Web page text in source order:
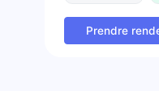
Prendre